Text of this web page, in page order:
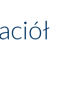
bitwie o
a zarazem
dzieł,
o detale,